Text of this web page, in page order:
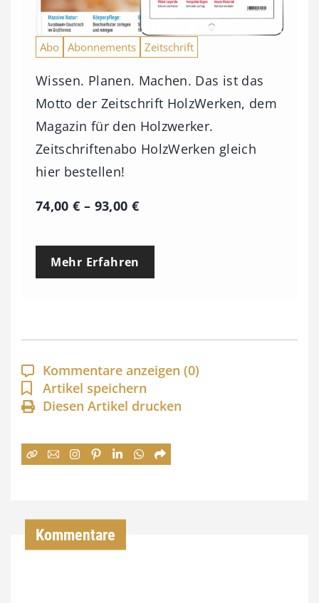
Abo Abonnements Zeitschrift
Wissen. Planen. Machen. Das ist das
Motto der Zeitschrift HolzWerken, dem
Magazin für den Holzwerker.
Zeitschriftenabo HolzWerken gleich
hier bestellen!
74,00€ – 93,00 €P
e
p
a
n
n
:
Mehr Erfahren
Kommentare anzeigen (0)
Artikel speichern
Diesen Artikel drucken
Kommentare